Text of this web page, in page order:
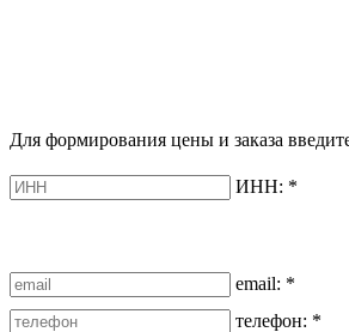
Для формирования цены и заказа
ИНН: *
email: *
телефон: *